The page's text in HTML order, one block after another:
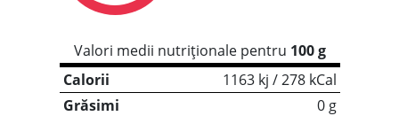
Valori medii nutriționale pentru 100 g
Calorii
1163 kj / 278 kCal
Grăsimi
0 g